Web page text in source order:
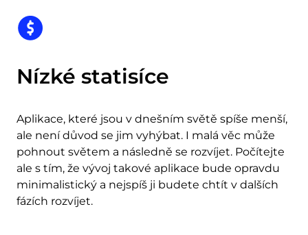
Nízké statisíce
Aplikace, které jsou v dnešním světě spíše menší,
ale není důvod se jim vyhýbat. I malá věc může
pohnout světem a následně se rozvíjet. Počítejte
ale s tím, že vývoj takové aplikace bude opravdu
minimalistický a nejspíš ji budete chtít v dalších
fázích rozvíjet.